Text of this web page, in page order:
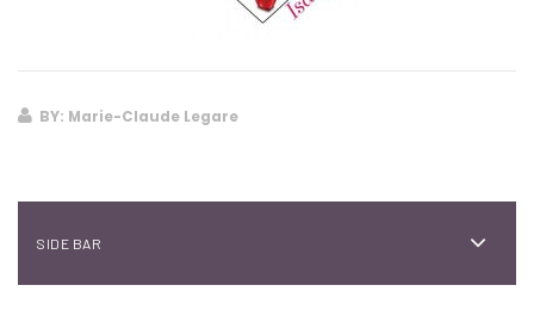
BY: Marie-Claude Legare
SIDE BAR